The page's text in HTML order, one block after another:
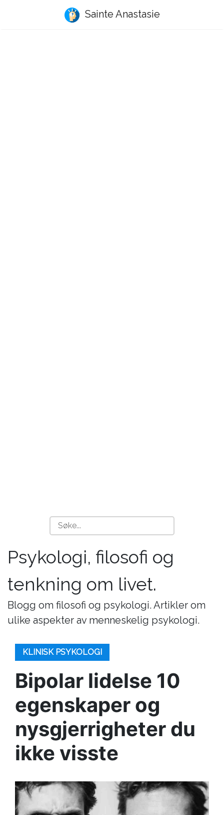
Sainte Anastasie
Psykologi, filosofi og
tenkning om livet.
Blogg om filosofi og psykologi. Artikler om
ulike aspekter av menneskelig psykologi.
KLINISK PSYKOLOGI
Bipolar lidelse 10
egenskaper og
nysgjerrigheter du
ikke visste